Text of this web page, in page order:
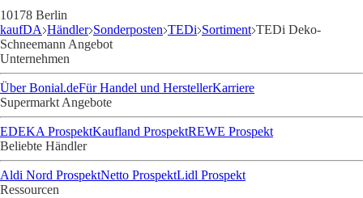
10178 Berlin
kaufDA Händler Sonderposten TEDi Sortiment TEDi Deko-
Schneemann Angebot
Unternehmen
Über Bonial.deFür Handel und HerstellerKarriere
Supermarkt Angebote
EDEKA ProspektKaufland ProspektREWE Prospekt
Beliebte Händler
Aldi Nord ProspektNetto ProspektLidl Prospekt
Ressourcen